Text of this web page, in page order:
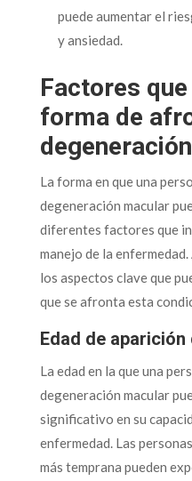
puede aumentar el
y ansiedad.
Factores
forma de
La forma en que una
degeneración macular
diferentes factores que
manejo de la
los aspectos clave que
que se afronta esta
Edad de
La edad en la que una
degeneración macular
significativo en su
enfermedad. Las
más temprana pueden